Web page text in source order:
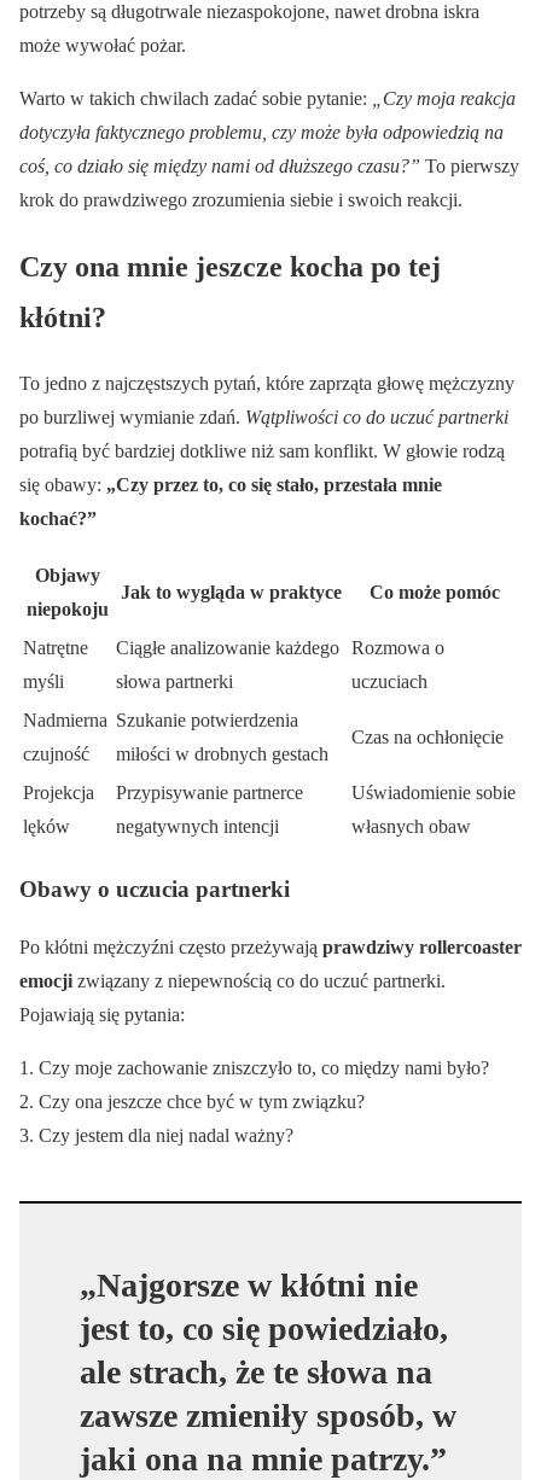
potrzeby są długotrwale niezaspokojone, nawet drobna iskra
może wywołać pożar.
Warto w takich chwilach zadać sobie pytanie:
„Czy moja reakcja
dotyczyła faktycznego problemu, czy może była odpowiedzią na
coś, co działo się między nami od dłuższego czasu?” To pierwszy
krok do prawdziwego zrozumienia siebie i swoich reakcji.
Czy ona mnie jeszcze kocha po tej
kłótni?
To jedno z najczęstszych pytań, które zaprząta głowę mężczyzny
po burzliwej wymianie zdań. Wątpliwości co do uczuć partnerki
potrafią być bardziej dotkliwe niż sam konflikt. W głowie rodzą
się obawy: „Czy przez to, co się stało, przestała mnie
kochać?”
Objawy
niepokoju
Jak to wygląda w praktyce Co może pomóc
Natrętne
myśli
Ciągłe analizowanie każdego
słowa partnerki
Rozmowa o
uczuciach
Nadmierna
czujność
Szukanie potwierdzenia
miłości w drobnych gestach
Czas na ochłonięcie
Projekcja
lęków
Przypisywanie partnerce
negatywnych intencji
Uświadomienie sobie
własnych obaw
Obawy o uczucia partnerki
Po kłótni mężczyźni często przeżywają prawdziwy rollercoaster
emocji związany z niepewnością co do uczuć partnerki.
Pojawiają się pytania:
Czy moje zachowanie zniszczyło to, co między nami było?
Czy ona jeszcze chce być w tym związku?
Czy jestem dla niej nadal ważny?
„Najgorsze w kłótni nie
jest to, co się powiedziało,
ale strach, że te słowa na
zawsze zmieniły sposób, w
jaki ona na mnie patrzy.”